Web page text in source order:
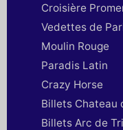
Croisière
Vedettes de
Moulin Rouge
Paradis Latin
Crazy Horse
Billets Chateau
Billets Arc de